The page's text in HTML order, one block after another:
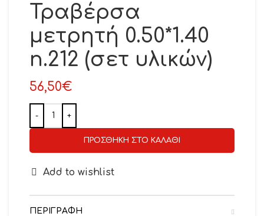
Τραβέρσα
μετρητή 0.50*1.40
n.212 (σετ υλικών)
56,50€
ΠΡΟΣΘΉΚΗ ΣΤΟ ΚΑΛΆΘΙ
Add to wishlist
ΠΕΡΙΓΡΑΦΉ